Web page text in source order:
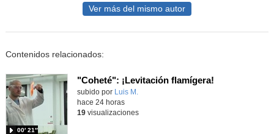
Ver más del mismo autor
Contenidos relacionados:
"Coheté": ¡Levitación flamígera!
Contenido educativo.
subido por Luis M.
00′ 21″
hace 24 horas
19visualizaciones